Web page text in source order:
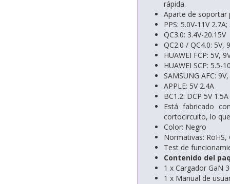
rápida.
Aparte de soportar
PPS: 5.0V-11V
QC3.0: 3.4V-20.15V
QC2.0 / QC4.0: 5V,
HUAWEI FCP: 5V,
HUAWEI SCP: 5.5-
SAMSUNG AFC:
APPLE: 5V 2.4A
BC1.2: DCP 5V 1.5A
Está fabricado
cortocircuito, lo
Color: Negro
Normativas: RoHS,
Test de
Contenido del
1 x Cargador GaN
1 x Manual de